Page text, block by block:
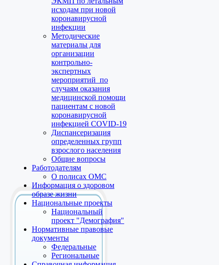
исходам при новой
коронавирусной
инфекции
Методические
материалы для
организации
контрольно-
экспертных
мероприятий по
случаям оказания
медицинской помощи
пациентам с новой
коронавирусной
инфекцией COVID-19
Диспансеризация
определенных групп
взрослого населения
Общие вопросы
Работодателям
О полисах ОМС
Информация о здоровом
образе жизни
Национальные проекты
Национальный
проект "Демография"
Нормативные правовые
документы
Федеральные
Региональные